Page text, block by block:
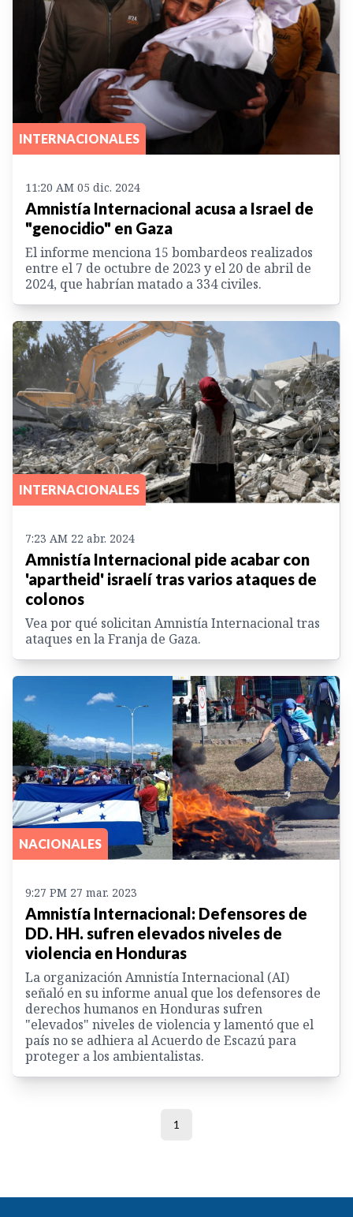
INTERNACIONALES
11:20 AM 05 dic. 2024
Amnistía Internacional acusa a Israel de
"genocidio" en Gaza
El informe menciona 15 bombardeos realizados
entre el 7 de octubre de 2023 y el 20 de abril de
2024, que habrían matado a 334 civiles.
INTERNACIONALES
7:23 AM 22 abr. 2024
Amnistía Internacional pide acabar con
'apartheid' israelí tras varios ataques de
colonos
Vea por qué solicitan Amnistía Internacional tras
ataques en la Franja de Gaza.
NACIONALES
9:27 PM 27 mar. 2023
Amnistía Internacional: Defensores de
DD. HH. sufren elevados niveles de
violencia en Honduras
La organización Amnistía Internacional (AI)
señaló en su informe anual que los defensores de
derechos humanos en Honduras sufren
"elevados" niveles de violencia y lamentó que el
país no se adhiera al Acuerdo de Escazú para
proteger a los ambientalistas.
1